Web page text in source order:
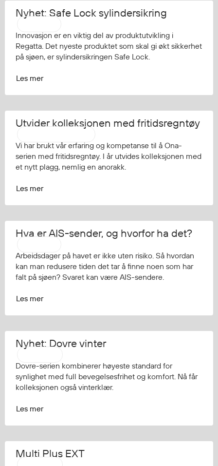
Nyhet: Safe Lock sylindersikring
Innovasjon er en viktig del av produktutvikling i
Regatta. Det nyeste produktet som skal gi økt sikkerhet
på sjøen, er sylindersikringen Safe Lock.
Les mer
Utvider kolleksjonen med fritidsregntøy
Vi har brukt vår erfaring og kompetanse til å Ona-
serien med fritidsregntøy. I år utvides kolleksjonen med
et nytt plagg, nemlig en anorakk.
Les mer
Hva er AIS-sender, og hvorfor ha det?
Arbeidsdager på havet er ikke uten risiko. Så hvordan
kan man redusere tiden det tar å finne noen som har
falt på sjøen? Svaret kan være AIS-sendere.
Les mer
Nyhet: Dovre vinter
Dovre-serien kombinerer høyeste standard for
synlighet med full bevegelsesfrihet og komfort. Nå får
kolleksjonen også vinterklær.
Les mer
Multi Plus EXT